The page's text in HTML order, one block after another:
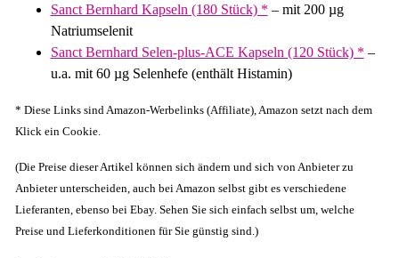
Sanct Bernhard Kapseln (180 Stück) * – mit 200 µg
Natriumselenit
Sanct Bernhard Selen-plus-ACE Kapseln (120 Stück) * –
u.a. mit 60 µg Selenhefe (enthält Histamin)
* Diese Links sind Amazon-Werbelinks (Affiliate), Amazon setzt nach dem
Klick ein Cookie.
(Die Preise dieser Artikel können sich ändern und sich von Anbieter zu
Anbieter unterscheiden, auch bei Amazon selbst gibt es verschiedene
Lieferanten, ebenso bei Ebay. Sehen Sie sich einfach selbst um, welche
Preise und Lieferkonditionen für Sie günstig sind.)